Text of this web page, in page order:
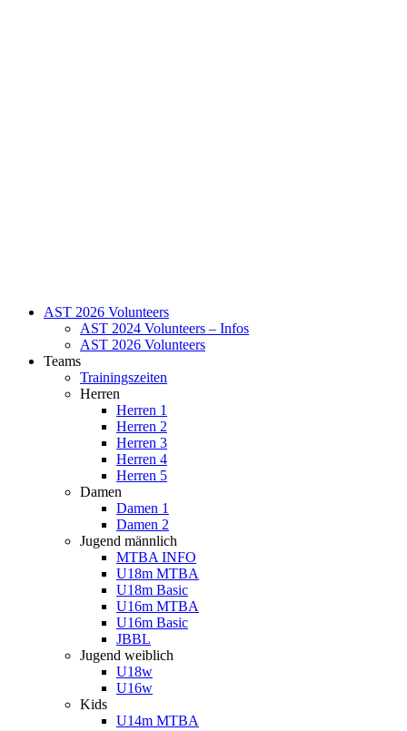
AST 2026 Volunteers
AST 2024 Volunteers – Infos
AST 2026 Volunteers
Teams
Trainingszeiten
Herren
Herren 1
Herren 2
Herren 3
Herren 4
Herren 5
Damen
Damen 1
Damen 2
Jugend männlich
MTBA INFO
U18m MTBA
U18m Basic
U16m MTBA
U16m Basic
JBBL
Jugend weiblich
U18w
U16w
Kids
U14m MTBA